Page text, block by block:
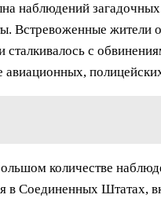
наблюдений
Встревоженные жители
сталкивалось с
количестве
Соединенных Штатах,